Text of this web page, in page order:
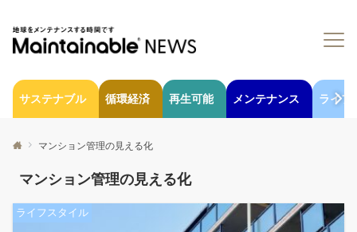
サステナブル 循環経済 再生可能 メンテナンス ライフ
マンション管理の見える化
マンション管理の見える化
ライフスタイル